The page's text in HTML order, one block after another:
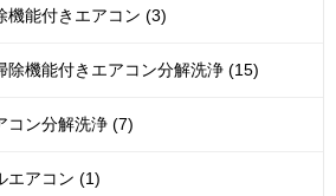
機能付きエアコン (3)
除機能付きエアコン分解洗浄 (15)
コン分解洗浄 (7)
エアコン (1)